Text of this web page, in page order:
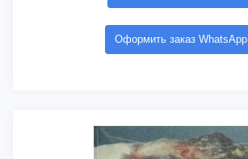
Оформить заказ WhatsApp